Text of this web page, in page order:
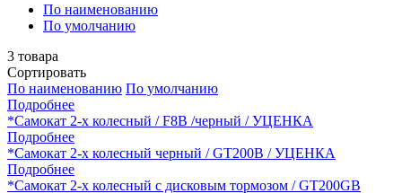
По наименованию
По умолчанию
3 товара
Сортировать
По наименованию По умолчанию
Подробнее
*Самокат 2-х колесный / F8B /черный / УЦЕНКА
Подробнее
*Самокат 2-х колесный черный / GT200B / УЦЕНКА
Подробнее
*Самокат 2-х колесный с дисковым тормозом / GT200GB